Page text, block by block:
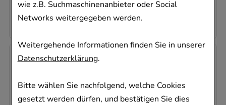
wie z.B. Suchmaschinenanbieter oder Social
Networks weitergegeben werden.
Weitergehende Informationen finden Sie in unserer
Datenschutzerklärung.
Bitte wählen Sie nachfolgend, welche Cookies
gesetzt werden dürfen, und bestätigen Sie dies
8,56 €¹
428,00 €pro 1 kg
-33%